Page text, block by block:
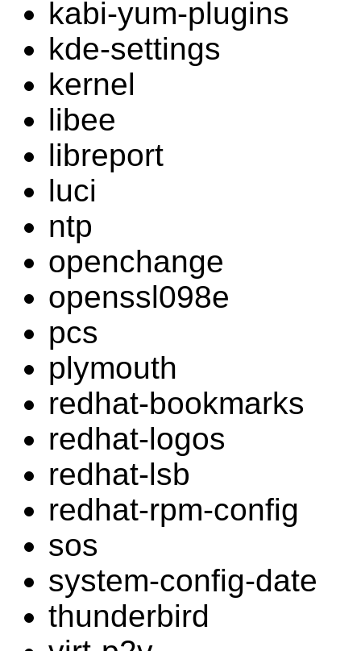
kabi-yum-plugins
kde-settings
kernel
libee
libreport
luci
ntp
openchange
openssl098e
pcs
plymouth
redhat-bookmarks
redhat-logos
redhat-lsb
redhat-rpm-config
sos
system-config-date
thunderbird